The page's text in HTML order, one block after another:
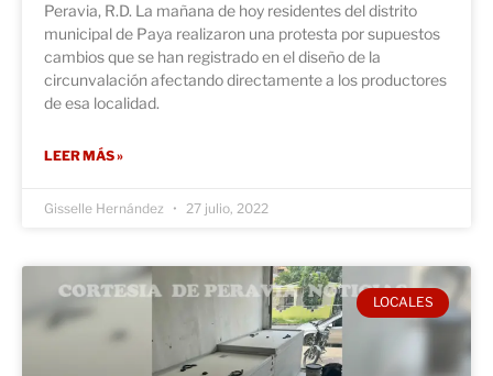
Peravia, R.D. La mañana de hoy residentes del distrito
municipal de Paya realizaron una protesta por supuestos
cambios que se han registrado en el diseño de la
circunvalación afectando directamente a los productores
de esa localidad.
LEER MÁS »
Gisselle Hernández 27 julio, 2022
LOCALES